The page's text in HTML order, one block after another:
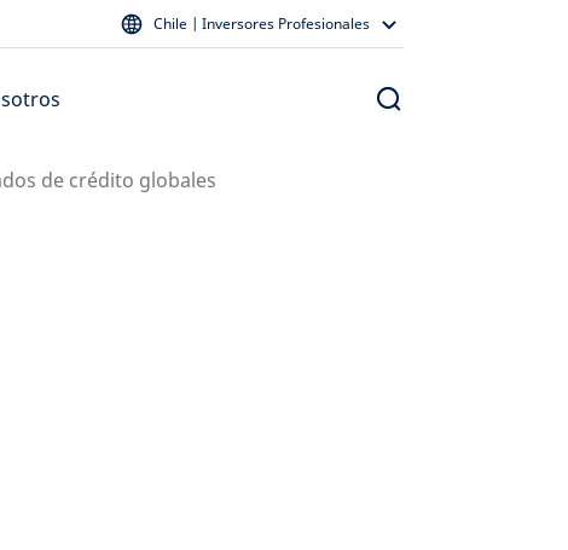
Chile | Inversores Profesionales
de crédito globales